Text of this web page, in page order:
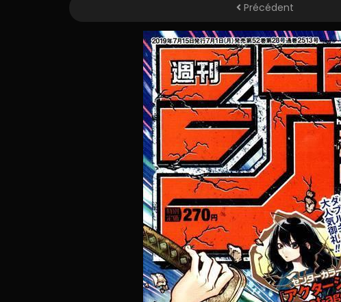
Précédent